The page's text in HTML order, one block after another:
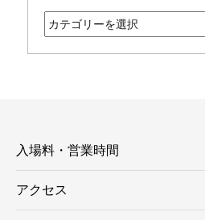
カ
テ
ゴ
入場料・営業時間
アクセス